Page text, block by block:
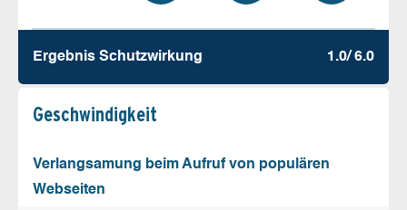
Ergebnis Schutz­wirkung 1.0/ 6.0
Geschw­indigkeit
Verlangsamung beim Aufruf von populären
Webseiten